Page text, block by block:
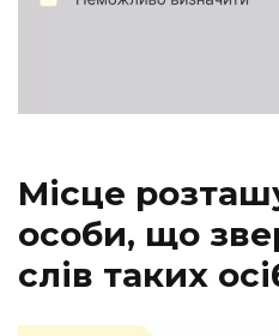
Місце
особи, що
слів таких